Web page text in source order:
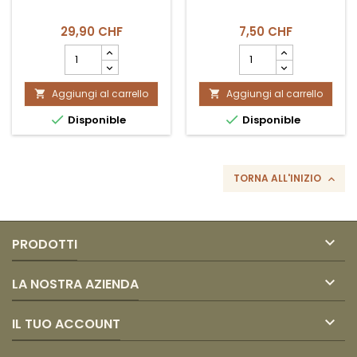
29,90 CHF
quantità
del
prodotto
Chocolatera
2L
Coexito
 Aggiungi al carrello
 Disponible
7,50 CHF
quantità
del
prodotto
Molinillo
de
Madera
 Aggiungi al carrello
 Disponible
TORNA ALL'INIZIO 
PRODOTTI 
LA NOSTRA AZIENDA 
IL TUO ACCOUNT 